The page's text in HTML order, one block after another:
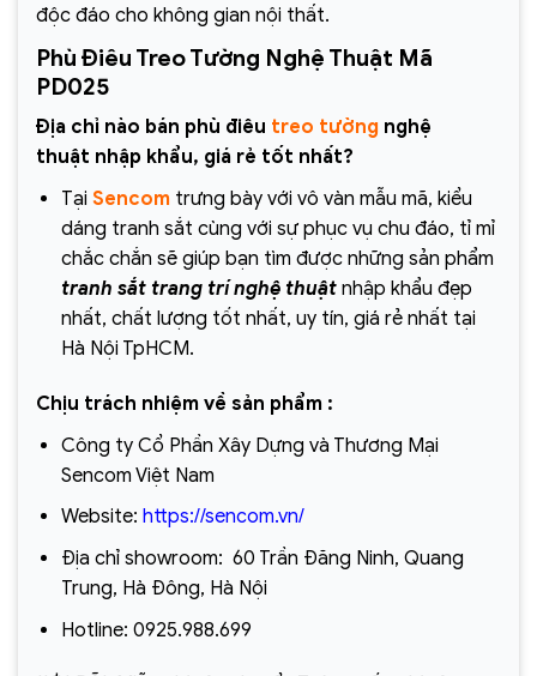
độc đáo cho không gian nội thất.
Phù Điêu Treo Tường Nghệ Thuật Mã
PD025
Địa chỉ nào bán phù điêu treo tường nghệ
thuật nhập khẩu, giá rẻ tốt nhất?
Tại Sencomtrưng bày với vô vàn mẫu mã, kiểu
dáng tranh sắt cùng với sự phục vụ chu đáo, tỉ mỉ
chắc chắn sẽ giúp bạn tìm được những sản phẩm
tranh sắt trang trí nghệ thuậtnhập khẩu đẹp
nhất, chất lượng tốt nhất, uy tín, giá rẻ nhất tại
Hà Nội TpHCM.
Chịu trách nhiệm về sản phẩm :
Công ty Cổ Phần Xây Dựng và Thương Mại
Sencom Việt Nam
Website: https://sencom.vn/
Địa chỉ showroom: 60 Trần Đăng Ninh, Quang
Trung, Hà Đông, Hà Nội
Hotline: 0925.988.699